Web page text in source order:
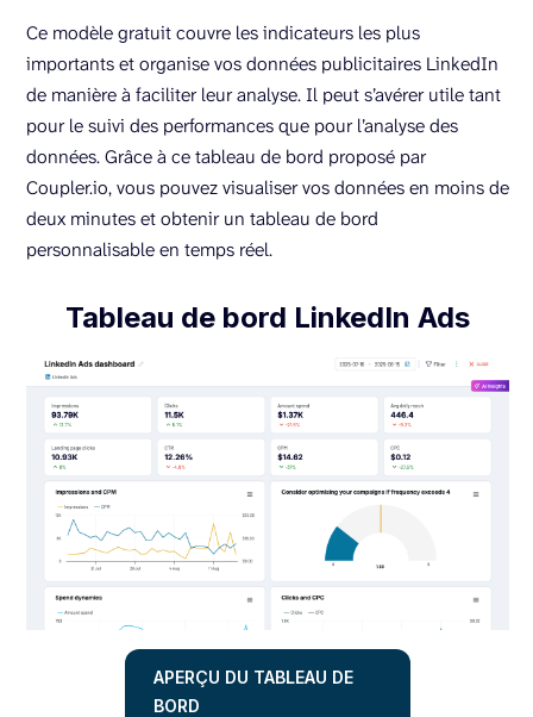
Ce modèle gratuit couvre les indicateurs les plus
importants et organise vos données publicitaires LinkedIn
de manière à faciliter leur analyse. Il peut s’avérer utile tant
pour le suivi des performances que pour l’analyse des
données. Grâce à ce tableau de bord proposé par
Coupler.io, vous pouvez visualiser vos données en moins de
deux minutes et obtenir un tableau de bord
personnalisable en temps réel.
Tableau de bord LinkedIn Ads
APERÇU DU TABLEAU DE
BORD